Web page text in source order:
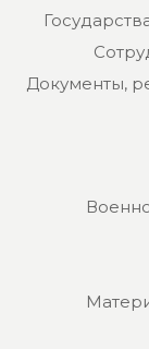
Документы,